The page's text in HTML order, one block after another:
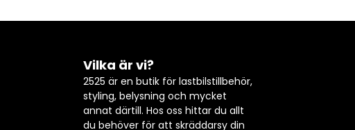
Vilka är vi?
2525 är en butik för lastbilstillbehör,
styling, belysning och mycket
annat därtill. Hos oss hittar du allt
du behöver för att skräddarsy din